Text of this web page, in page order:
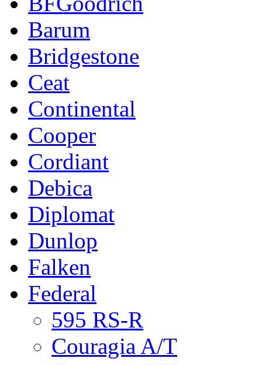
Barum
Bridgestone
Ceat
Continental
Cooper
Cordiant
Debica
Diplomat
Dunlop
Falken
Federal
595 RS-R
Couragia A/T